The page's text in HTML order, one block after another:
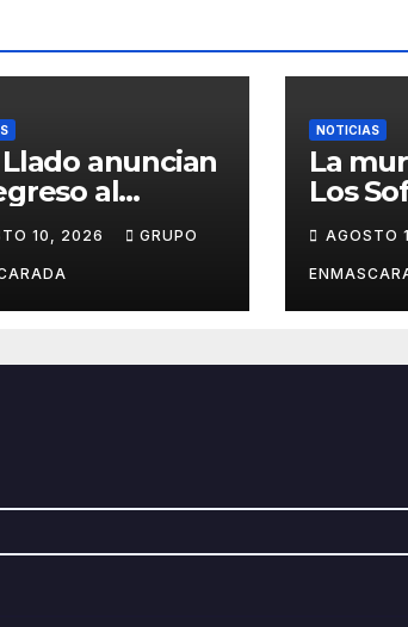
Llado anuncian
al
de Santa
de Tenerife
10, 2026 GRUPO
NOTICIAS
La
Los
del
AGOSTO